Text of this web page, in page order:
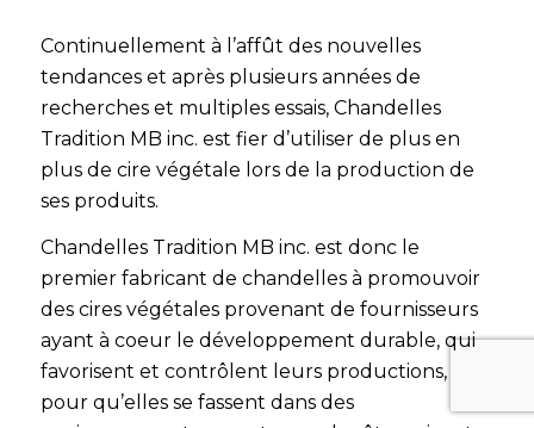
Continuellement à l’affût des nouvelles
tendances et après plusieurs années de
recherches et multiples essais, Chandelles
Tradition MB inc. est fier d’utiliser de plus en
plus de cire végétale lors de la production de
ses produits.
Chandelles Tradition MB inc. est donc le
premier fabricant de chandelles à promouvoir
des cires végétales provenant de fournisseurs
ayant à coeur le développement durable, qui
favorisent et contrôlent leurs productions,
pour qu’elles se fassent dans des